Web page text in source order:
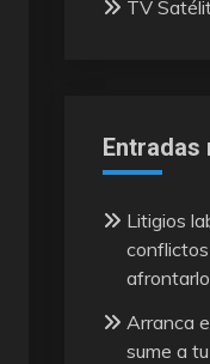
TV
Entradas
Litigios
Arranca
sume a